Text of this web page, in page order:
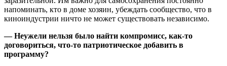
напоминать, кто в доме хозяин, убеждать сообщество, что в
киноиндустрии ничто не может существовать независимо.
— Неужели нельзя было найти компромисс, как-то
договориться, что-то патриотическое добавить в
программу?